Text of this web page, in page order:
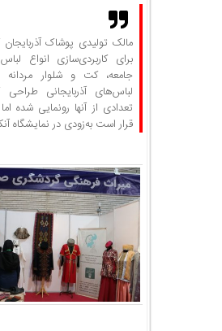
مالک تولیدی پوشاک
برای کاربردی‌سازی انواع
جامعه، کت و شلوار مردانه
لباس‌های آذربایجانی طراحی
تعدادی از آنها رونمایی شده
قرار است به‌زودی در نمایشگاه